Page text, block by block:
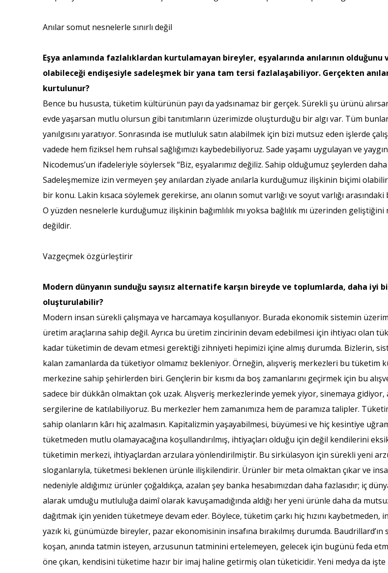
Anılar somut nesnelerle sınırlı değil
Eşya anlamında fazlalıklardan kurtulamayan bireyler, eşyalarında anılarının olduğunu
olabileceği endişesiyle sadeleşmek bir yana tam tersi fazlalaşabiliyor. Gerçekten
kurtulunur?
Bence bu hususta, tüketim kültürünün payı da yadsınamaz bir gerçek. Sürekli şu ürünü
evde yaşarsan mutlu olursun gibi tanıtımların üzerimizde oluşturduğu bir algı var. Tüm
yanılgısını yaratıyor. Sonrasında ise mutluluk satın alabilmek için bizi mutsuz eden işlerde
vadede hem fiziksel hem ruhsal sağlığımızı kaybedebiliyoruz. Sade yaşamı uygulayan ve
Nicodemus’un ifadeleriyle söylersek “Biz, eşyalarımız değiliz. Sahip olduğumuz şeylerden daha
Sadeleşmemize izin vermeyen şey anılardan ziyade anılarla kurduğumuz ilişkinin biçimi
bir konu. Lakin kısaca söylemek gerekirse, anı olanın somut varlığı ve soyut varlığı
O yüzden nesnelerle kurduğumuz ilişkinin bağımlılık mı yoksa bağlılık mı üzerinden
değildir.
Vazgeçmek özgürleştirir
Modern dünyanın sunduğu sayısız alternatife karşın bireyde ve toplumlarda, daha iyi
oluşturulabilir?
Modern insan sürekli çalışmaya ve harcamaya koşullanıyor. Burada ekonomik sistemin
üretim araçlarına sahip değil. Ayrıca bu üretim zincirinin devam edebilmesi için ihtiyacı olan
kadar tüketimin de devam etmesi gerektiği zihniyeti hepimizi içine almış durumda. Bizlerin,
kalan zamanlarda da tüketiyor olmamız bekleniyor. Örneğin, alışveriş merkezleri bu
merkezine sahip şehirlerden biri. Gençlerin bir kısmı da boş zamanlarını geçirmek için bu
sadece bir dükkân olmaktan çok uzak. Alışveriş merkezlerinde yemek yiyor, sinemaya
sergilerine de katılabiliyoruz. Bu merkezler hem zamanımıza hem de paramıza talipler.
sahip olanların kârı hiç azalmasın. Kapitalizmin yaşayabilmesi, büyümesi ve hiç kesintiye
tüketmeden mutlu olamayacağına koşullandırılmış, ihtiyaçları olduğu için değil kendilerini
tüketimin merkezi, ihtiyaçlardan arzulara yönlendirilmiştir. Bu sirkülasyon için sürekli yeni
sloganlarıyla, tüketmesi beklenen ürünle ilişkilendirir. Ürünler bir meta olmaktan çıkar ve
nedeniyle aldığımız ürünler çoğaldıkça, azalan şey banka hesabımızdan daha fazlasıdır; iç
alarak umduğu mutluluğa daimî olarak kavuşamadığında aldığı her yeni ürünle daha da
dağıtmak için yeniden tüketmeye devam eder. Böylece, tüketim çarkı hiç hızını
yazık ki, günümüzde bireyler, pazar ekonomisinin insafına bırakılmış durumda.
koşan, anında tatmin isteyen, arzusunun tatminini ertelemeyen, gelecek için bugünü feda
öne çıkan, kendisini tüketime hazır bir imaj haline getirmiş olan tüketicidir. Yeni medya da